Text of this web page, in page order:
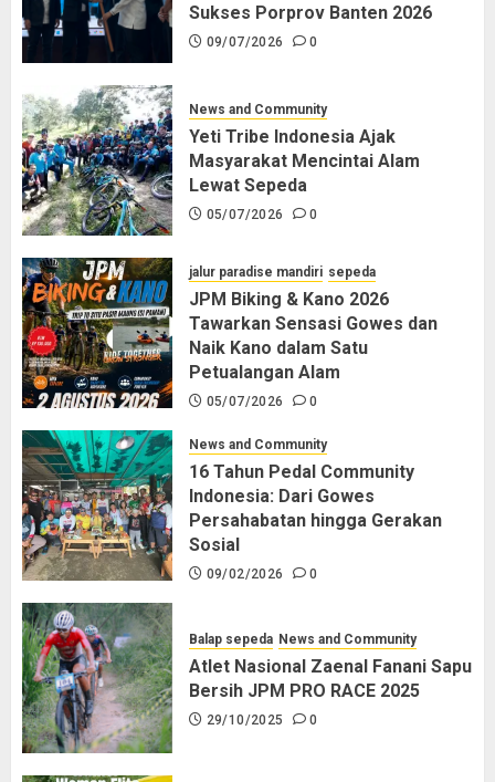
Sukses Porprov Banten 2026
09/07/2026 0
News and Community
Yeti Tribe Indonesia Ajak
Masyarakat Mencintai Alam
Lewat Sepeda
05/07/2026 0
jalur paradise mandiri sepeda
JPM Biking & Kano 2026
Tawarkan Sensasi Gowes dan
Naik Kano dalam Satu
Petualangan Alam
05/07/2026 0
News and Community
16 Tahun Pedal Community
Indonesia: Dari Gowes
Persahabatan hingga Gerakan
Sosial
09/02/2026 0
Balap sepeda News and Community
Atlet Nasional Zaenal Fanani Sapu
Bersih JPM PRO RACE 2025
29/10/2025 0